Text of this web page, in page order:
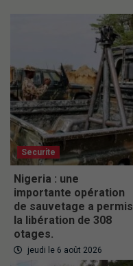
Securite
Nigeria : une
importante opération
de sauvetage a permis
la libération de 308
otages.
jeudi le 6 août 2026